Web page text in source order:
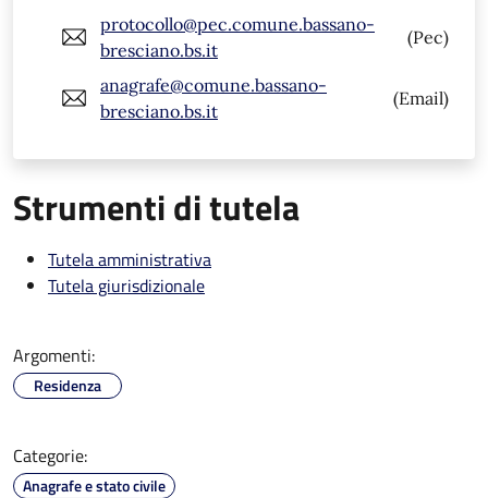
protocollo@pec.comune.bassano-
bresciano.bs.it
(Pec)
anagrafe@comune.bassano-
bresciano.bs.it
(Email)
Strumenti di tutela
Tutela amministrativa
Tutela giurisdizionale
Argomenti:
Residenza
Categorie:
Anagrafe e stato civile